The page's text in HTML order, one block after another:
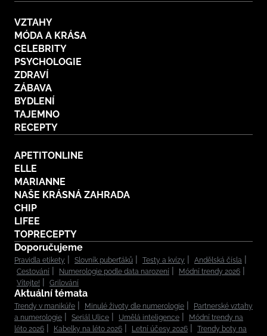
VZTAHY
MÓDA A KRÁSA
CELEBRITY
PSYCHOLOGIE
ZDRAVÍ
ZÁBAVA
BYDLENÍ
TAJEMNO
RECEPTY
APETITONLINE
ELLE
MARIANNE
NAŠE KRÁSNÁ ZAHRADA
CHIP
LIFEE
TOPRECEPTY
Doporučujeme
Pravidla etikety Slovník puberťáků Testy a kvízy
Andělská čísla
Cestování
Numerologie podle data narození
Módní trendy 2026
Vítejte!
Grilování
Aktuální témata
Trendy v manikúře Minulé životy dle numerologie
Partnerské vztahy
a numerologie
Seriál Ulice Umělá inteligence
Módní trendy na
léto 2026
Kabelky na léto 2026 Letní účesy 2026
Trendy boty na